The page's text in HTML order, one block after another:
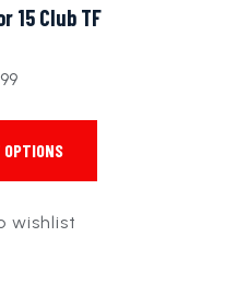
15 Club TF
wishlist